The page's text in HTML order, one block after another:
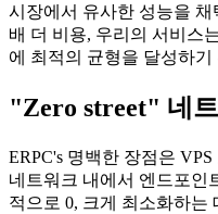
시장에서 유사한 성능을
배 더 비용, 우리의 서비스
에 최적의 균형을 달성하
"Zero street" 네
ERPC's 명백한 장점은
네트워크 내에서 엔드포인
적으로 0, 크게 최소화하는